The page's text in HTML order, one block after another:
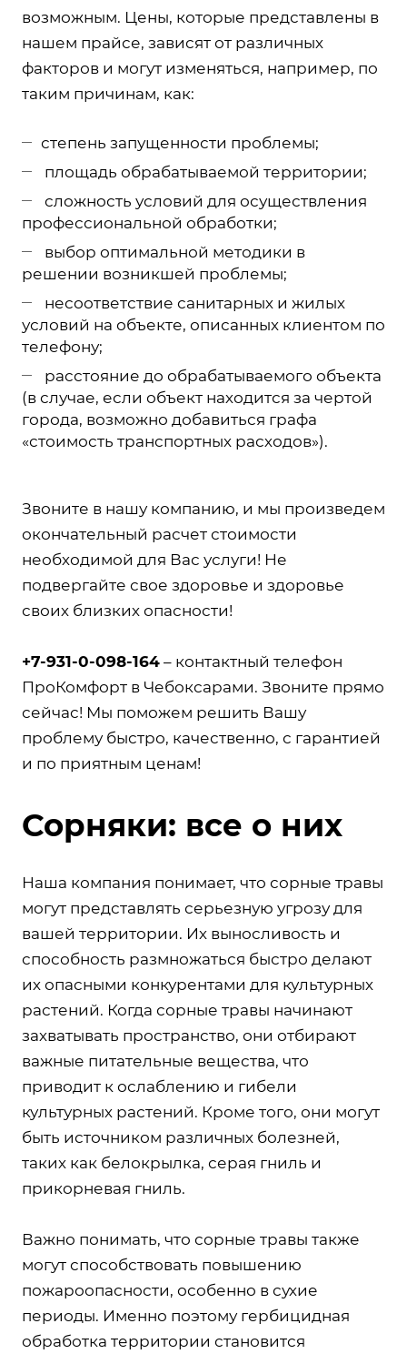
возможным. Цены, которые представлены в
нашем прайсе, зависят от различных
факторов и могут изменяться, например, по
таким причинам, как:
степень запущенности проблемы;
площадь обрабатываемой территории;
сложность условий для осуществления
профессиональной обработки;
выбор оптимальной методики в
решении возникшей проблемы;
несоответствие санитарных и жилых
условий на объекте, описанных клиентом по
телефону;
расстояние до обрабатываемого объекта
(в случае, если объект находится за чертой
города, возможно добавиться графа
«стоимость транспортных расходов»).
Звоните в нашу компанию, и мы произведем
окончательный расчет стоимости
необходимой для Вас услуги! Не
подвергайте свое здоровье и здоровье
своих близких опасности!
+7-931-0-098-164 – контактный телефон
ПроКомфорт в Чебоксарами. Звоните прямо
сейчас! Мы поможем решить Вашу
проблему быстро, качественно, с гарантией
и по приятным ценам!
Сорняки: все о них
Наша компания понимает, что сорные травы
могут представлять серьезную угрозу для
вашей территории. Их выносливость и
способность размножаться быстро делают
их опасными конкурентами для культурных
растений. Когда сорные травы начинают
захватывать пространство, они отбирают
важные питательные вещества, что
приводит к ослаблению и гибели
культурных растений. Кроме того, они могут
быть источником различных болезней,
таких как белокрылка, серая гниль и
прикорневая гниль.
Важно понимать, что сорные травы также
могут способствовать повышению
пожароопасности, особенно в сухие
периоды. Именно поэтому гербицидная
обработка территории становится